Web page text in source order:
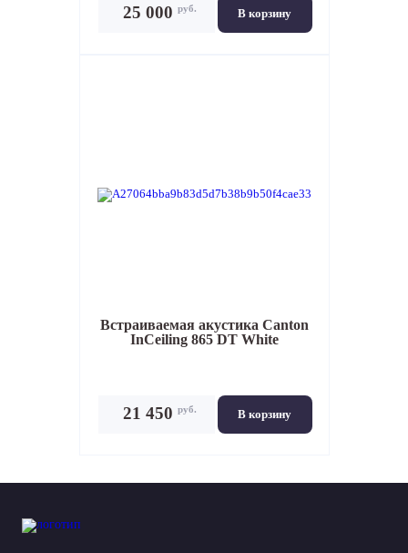
В корзину
25 000 руб.
Встраиваемая акустика Canton
InCeiling 865 DT White
В корзину
21 450 руб.